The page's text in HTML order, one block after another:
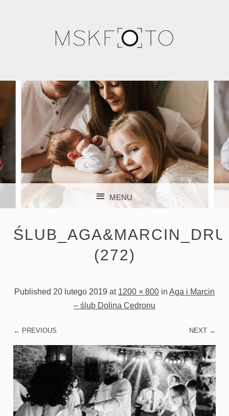
MSK FOTO –
FOTOGRAFIA
ŚLUBNA,
RODZINNA,
KRAKÓW
FOTOGRAFIA DZIECIĘCA I OKOLICZNOŚCIOWA.
FOTOGRAFIA ŚLUBNA. MAŁOPOLSKA, KRAKÓW, NOWY
SĄCZ. NATURALNE ZDJĘCIA PEŁNE EMOCJI!
MENU
(272)
Published 20 lutego 2019 at 1200 × 800 in Aga i Marcin
– ślub Dolina Cedronu
← PREVIOUS NEXT →